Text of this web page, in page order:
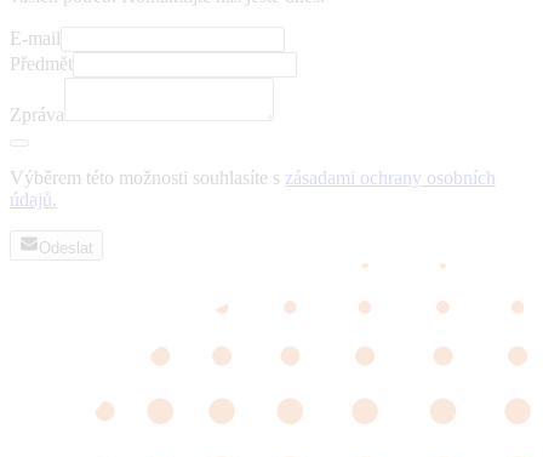
E-mail
Předmět
Zpráva
Výběrem této možnosti souhlasíte s zásadami ochrany osobních
údajů.
Odeslat